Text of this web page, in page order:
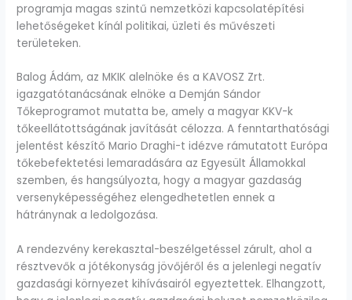
programja magas szintű nemzetközi kapcsolatépítési
lehetőségeket kínál politikai, üzleti és művészeti
területeken.
Balog Ádám, az MKIK alelnöke és a KAVOSZ Zrt.
igazgatótanácsának elnöke a Demján Sándor
Tőkeprogramot mutatta be, amely a magyar KKV-k
tőkeellátottságának javítását célozza. A fenntarthatósági
jelentést készítő Mario Draghi-t idézve rámutatott Európa
tőkebefektetési lemaradására az Egyesült Államokkal
szemben, és hangsúlyozta, hogy a magyar gazdaság
versenyképességéhez elengedhetetlen ennek a
hátránynak a ledolgozása.
A rendezvény kerekasztal-beszélgetéssel zárult, ahol a
résztvevők a jótékonyság jövőjéről és a jelenlegi negatív
gazdasági környezet kihívásairól egyeztettek. Elhangzott,